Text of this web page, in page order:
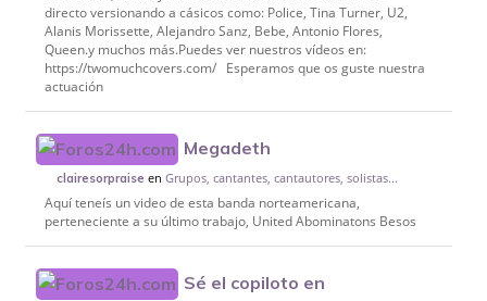
directo versionando a cásicos como: Police, Tina Turner, U2,
Alanis Morissette, Alejandro Sanz, Bebe, Antonio Flores,
Queen.y muchos más.Puedes ver nuestros vídeos en:
https://twomuchcovers.com/ Esperamos que os guste nuestra
actuación
Megadeth
clairesorpraise enGrupos, cantantes, cantautores, solistas...
Aquí teneís un video de esta banda norteamericana,
perteneciente a su último trabajo, United Abominatons Besos
Sé el copiloto en